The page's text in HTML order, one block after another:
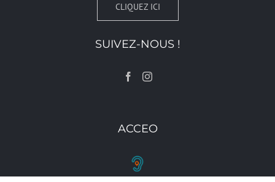
CLIQUEZ ICI
SUIVEZ-NOUS !
ACCEO